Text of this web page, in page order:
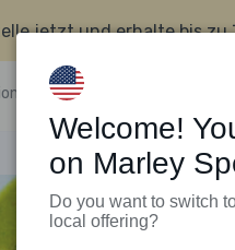
jetzt und erhalte bis zu
Kundenservice
Welcome!
on Marley
Do you want to switch
local offering?